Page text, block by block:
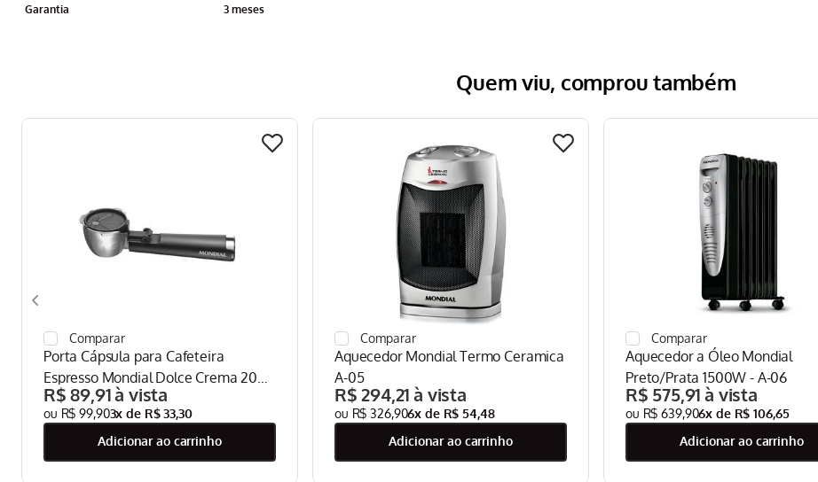
Garantia 3 meses
Quem viu, comprou também
Porta Cápsula para Cafeteira
Espresso Mondial Dolce Crema 20
Bar Mondial Preto/Inox - CPC-DG
R$ 89,91
R$ 99,903x de R$ 33,30
adicionar ao carrinho
Aquecedor Mondial Termo Ceramica
A-05
R$ 294,21
R$ 326,906x de R$ 54,48
adicionar ao carrinho
Aquecedor a Óleo Mondial
Preto/Prata 1500W - A-06
R$ 575,91
R$ 639,906x de R$ 106,65
adicionar ao carrinho